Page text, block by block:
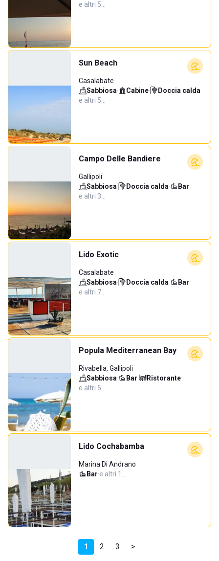
e altri 5…
Sun Beach
Casalabate
Sabbiosa· Cabine· Doccia calda·
e altri 5…
Campo Delle Bandiere
Gallipoli
Sabbiosa· Doccia calda· Bar·
e altri 3…
Lido Exotic
Casalabate
Sabbiosa· Doccia calda· Bar·
e altri 7…
Popula Mediterranean Bay
Rivabella, Gallipoli
Sabbiosa· Bar· Ristorante·
e altri 5…
Lido Cochabamba
Marina Di Andrano
Bar·e altri 1…
1 2 3 >